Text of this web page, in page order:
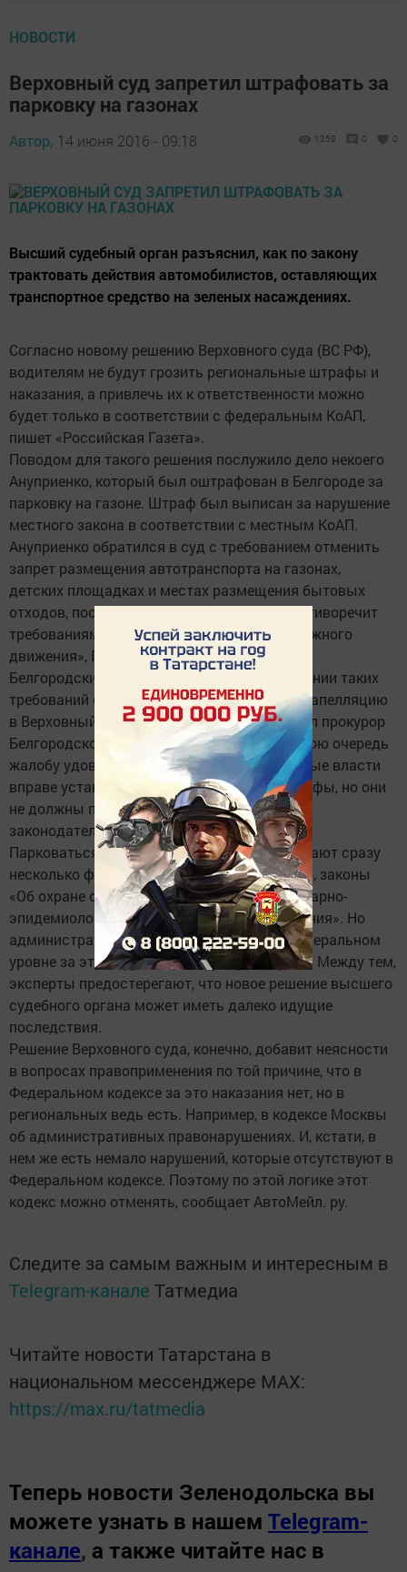
НОВОСТИ
Верховный суд запретил штрафовать за
парковку на газонах
Автор, 14 июня 2016 - 09:18 1359 0 0
Высший судебный орган разъяснил, как по закону
трактовать действия автомобилистов, оставляющих
транспортное средство на зеленых насаждениях.
Согласно новому решению Верховного суда (ВС РФ),
водителям не будут грозить региональные штрафы и
наказания, а привлечь их к ответственности можно
будет только в соответствии с федеральным КоАП,
пишет «Российская Газета».
Поводом для такого решения послужило дело некоего
Ануприенко, который был оштрафован в Белгороде за
парковку на газоне. Штраф был выписан за нарушение
местного закона в соответствии с местным КоАП.
Ануприенко обратился в суд с требованием отменить
запрет размещения автотранспорта на газонах,
детских площадках и местах размещения бытовых
отходов, поскольку это, по его мнению, противоречит
требованиям Закона «О безопасности дорожного
движения», ПДД и федеральному КоАП.
Белгородский областной суд в удовлетворении таких
требований отказал. Тогда водитель подал апелляцию
в Верховный суд, причем жалобу поддержал прокурор
Белгородской области. Верховный суд в свою очередь
жалобу удовлетворил, напомнив, что местные власти
вправе устанавливать свои правила и штрафы, но они
не должны противоречить федеральному
законодательству.
Парковаться на газонах водителям запрещают сразу
несколько федеральных законов. Например, законы
«Об охране окружающей среды» и «О санитарно-
эпидемиологическом благополучии населения». Но
административной ответственности на федеральном
уровне за это нарушение не предусмотрено. Между тем,
эксперты предостерегают, что новое решение высшего
судебного органа может иметь далеко идущие
последствия.
Решение Верховного суда, конечно, добавит неясности
в вопросах правоприменения по той причине, что в
Федеральном кодексе за это наказания нет, но в
региональных ведь есть. Например, в кодексе Москвы
об административных правонарушениях. И, кстати, в
нем же есть немало нарушений, которые отсутствуют в
Федеральном кодексе. Поэтому по этой логике этот
кодекс можно отменять, сообщает АвтоМейл. ру.
Следите за самым важным и интересным в
Telegram-канале Татмедиа
Читайте новости Татарстана в
национальном мессенджере MАХ:
https://max.ru/tatmedia
Теперь новости Зеленодольска вы
можете узнать в нашем Telegram-
канале, а также читайте нас в